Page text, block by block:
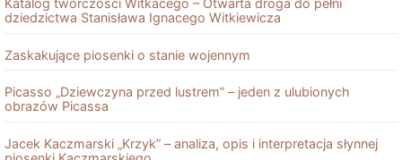
Katalog twórczości Witkacego – Otwarta droga do pełni
dziedzictwa Stanisława Ignacego Witkiewicza
Zaskakujące piosenki o stanie wojennym
Picasso „Dziewczyna przed lustrem” – jeden z ulubionych
obrazów Picassa
Jacek Kaczmarski „Krzyk” – analiza, opis i interpretacja słynnej